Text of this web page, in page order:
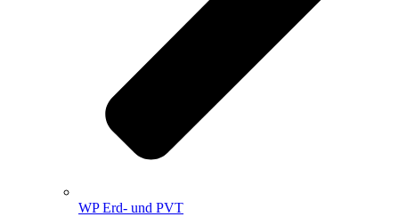
WP Erd- und PVT